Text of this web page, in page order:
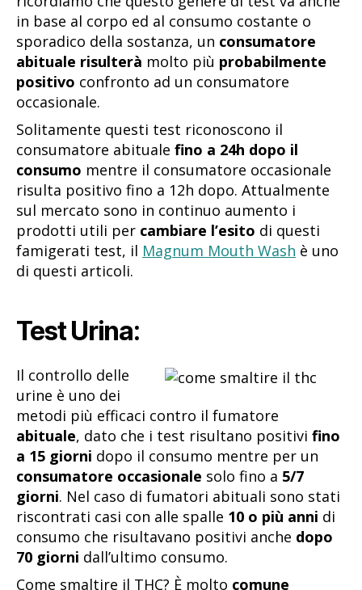
in base al corpo ed al consumo costante o
sporadico della sostanza, un consumatore
abituale risulterà molto più probabilmente
positivo confronto ad un consumatore
occasionale.
Solitamente questi test riconoscono il
consumatore abituale fino a 24h dopo il
consumo mentre il consumatore occasionale
risulta positivo fino a 12h dopo. Attualmente
sul mercato sono in continuo aumento i
prodotti utili per cambiare l’esito di questi
famigerati test, il Magnum Mouth Wash è uno
di questi articoli.
Test Urina:
Il controllo delle
urine è uno dei
metodi più efficaci contro il fumatore
abituale, dato che i test risultano positivi fino
a 15 giorni dopo il consumo mentre per un
consumatore occasionale solo fino a 5/7
giorni. Nel caso di fumatori abituali sono stati
riscontrati casi con alle spalle 10 o più anni di
consumo che risultavano positivi anche dopo
70 giorni dall’ultimo consumo.
Come smaltire il THC? È molto comune